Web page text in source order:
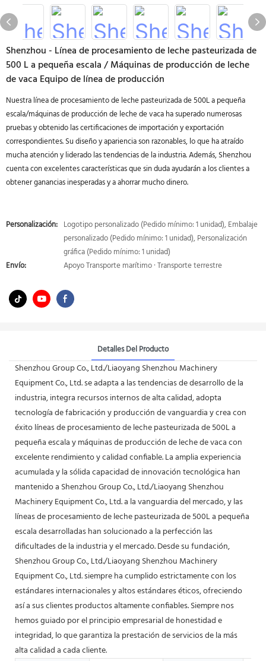
Shenzhou - Línea de procesamiento de leche pasteurizada de
500 L a pequeña escala / Máquinas de producción de leche
de vaca Equipo de línea de producción
Nuestra línea de procesamiento de leche pasteurizada de 500L a pequeña
escala/máquinas de producción de leche de vaca ha superado numerosas
pruebas y obtenido las certificaciones de importación y exportación
correspondientes. Su diseño y apariencia son razonables, lo que ha atraído
mucha atención y liderado las tendencias de la industria. Además, Shenzhou
cuenta con excelentes características que sin duda ayudarán a los clientes a
obtener ganancias inesperadas y a ahorrar mucho dinero.
Personalización: Logotipo personalizado (Pedido mínimo: 1 unidad), Embalaje
personalizado (Pedido mínimo: 1 unidad), Personalización
gráfica (Pedido mínimo: 1 unidad)
Envío:
Apoyo Transporte marítimo · Transporte terrestre
Detalles Del Producto
Shenzhou Group Co., Ltd./Liaoyang Shenzhou Machinery
Equipment Co., Ltd. se adapta a las tendencias de desarrollo de la
industria, integra recursos internos de alta calidad, adopta
tecnología de fabricación y producción de vanguardia y crea con
éxito líneas de procesamiento de leche pasteurizada de 500L a
pequeña escala y máquinas de producción de leche de vaca con
excelente rendimiento y calidad confiable. La amplia experiencia
acumulada y la sólida capacidad de innovación tecnológica han
mantenido a Shenzhou Group Co., Ltd./Liaoyang Shenzhou
Machinery Equipment Co., Ltd. a la vanguardia del mercado, y las
líneas de procesamiento de leche pasteurizada de 500L a pequeña
escala desarrolladas han solucionado a la perfección las
dificultades de la industria y el mercado. Desde su fundación,
Shenzhou Group Co., Ltd./Liaoyang Shenzhou Machinery
Equipment Co., Ltd. siempre ha cumplido estrictamente con los
estándares internacionales y altos estándares éticos, ofreciendo
así a sus clientes productos altamente confiables. Siempre nos
hemos guiado por el principio empresarial de honestidad e
integridad, lo que garantiza la prestación de servicios de la más
alta calidad a cada cliente.